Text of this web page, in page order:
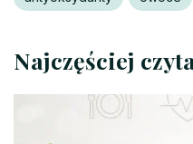
Najczęściej